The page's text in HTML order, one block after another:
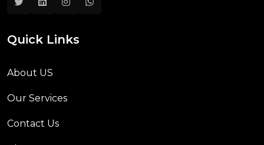
Quick Links
About US
Our Services
Contact Us